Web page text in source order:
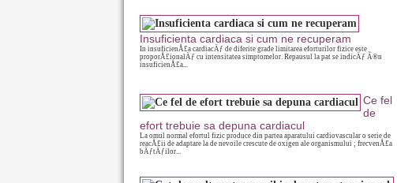
Insuficienta cardiaca si cum ne recuperam
In insuficienÅ£a cardiacÄƒ de diferite grade limitarea eforturilor fizice este
proporÅ£ionalÄƒ cu intensitatea simptomelor. Repausul la pat se indicÄƒ Ã®n
insuficienÅ£a...
Ce fel
de
efort trebuie sa depuna cardiacul
La omul normal efortul fizic produce din partea aparatului cardiovascular o serie de
reacÅ£ii de adaptare la de nevoile crescute de oxigen ale organismului ; frecvenÅ£a
bÄƒtÄƒilor...